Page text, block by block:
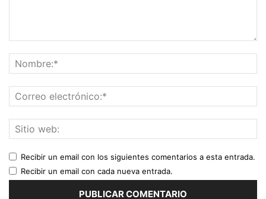
Recibir un email con los siguientes comentarios a esta entrada.
Recibir un email con cada nueva entrada.